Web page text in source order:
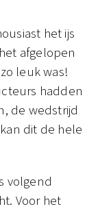
het ijs
afgelopen
leuk was!
hadden
de wedstrijd
dit de hele
volgend
Voor het